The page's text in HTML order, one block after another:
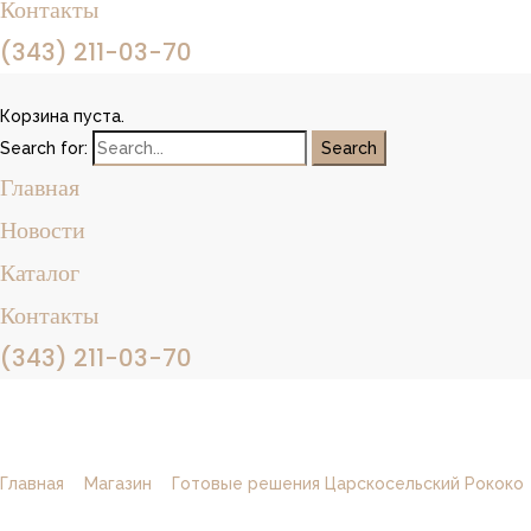
Контакты
(343) 211-03-70
Корзина пуста.
Search for:
Главная
Новости
Каталог
Контакты
(343) 211-03-70
Главная Магазин Готовые решения Царскосельский Рококо